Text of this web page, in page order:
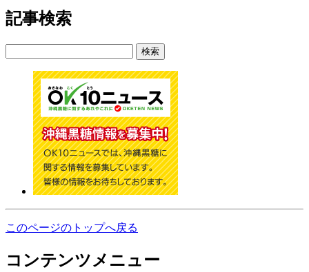
記事検索
検索
このページのトップへ戻る
コンテンツメニュー